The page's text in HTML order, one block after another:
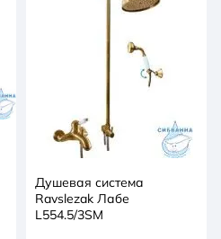
Душевая система
Ravslezak Лабе
L554.5/3SM